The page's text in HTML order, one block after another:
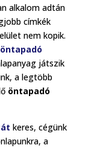
alkalom adtán
címkék
nem kopik.
öntapadó
játszik
a legtöbb
öntapadó
keres, cégünk
a